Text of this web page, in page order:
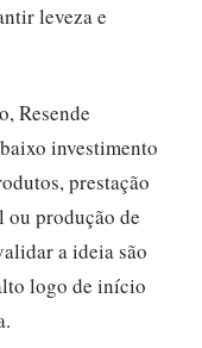
leveza e
Resende
investimento
prestação
produção de
a ideia são
logo de início